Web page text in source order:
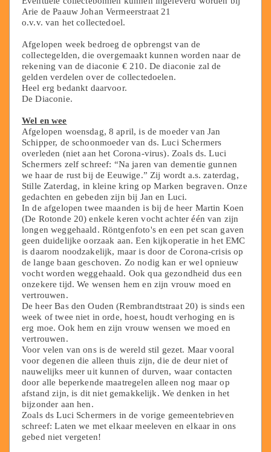
Arie de Paauw Johan Vermeerstraat 21
o.v.v. van het collectedoel.
Afgelopen week bedroeg de opbrengst van de
collectegelden, die overgemaakt kunnen worden naar de
rekening van de diaconie € 210. De diaconie zal de
gelden verdelen over de collectedoelen.
Heel erg bedankt daarvoor.
De Diaconie.
Wel en wee
Afgelopen woensdag, 8 april, is de moeder van Jan
Schipper, de schoonmoeder van ds. Luci Schermers
overleden (niet aan het Corona-virus). Zoals ds. Luci
Schermers zelf schreef: “Na jaren van dementie gunnen
we haar de rust bij de Eeuwige.” Zij wordt a.s. zaterdag,
Stille Zaterdag, in kleine kring op Marken begraven. Onze
gedachten en gebeden zijn bij Jan en Luci.
In de afgelopen twee maanden is bij de heer Martin Koen
(De Rotonde 20) enkele keren vocht achter één van zijn
longen weggehaald. Röntgenfoto's en een pet scan gaven
geen duidelijke oorzaak aan. Een kijkoperatie in het EMC
is daarom noodzakelijk, maar is door de Corona-crisis op
de lange baan geschoven. Zo nodig kan er wel opnieuw
vocht worden weggehaald. Ook qua gezondheid dus een
onzekere tijd. We wensen hem en zijn vrouw moed en
vertrouwen.
De heer Bas den Ouden (Rembrandtstraat 20) is sinds een
week of twee niet in orde, hoest, houdt verhoging en is
erg moe. Ook hem en zijn vrouw wensen we moed en
vertrouwen.
Voor velen van ons is de wereld stil gezet. Maar vooral
voor degenen die alleen thuis zijn, die de deur niet of
nauwelijks meer uit kunnen of durven, waar contacten
door alle beperkende maatregelen alleen nog maar op
afstand zijn, is dit niet gemakkelijk. We denken in het
bijzonder aan hen.
Zoals ds Luci Schermers in de vorige gemeentebrieven
schreef: Laten we met elkaar meeleven en elkaar in ons
gebed niet vergeten!